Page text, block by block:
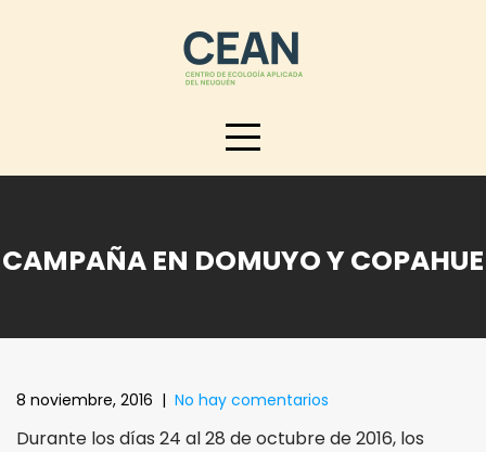
CAMPAÑA EN DOMUYO Y COPAHUE
8 noviembre, 2016 | No hay comentarios
Durante los días 24 al 28 de octubre de 2016, los